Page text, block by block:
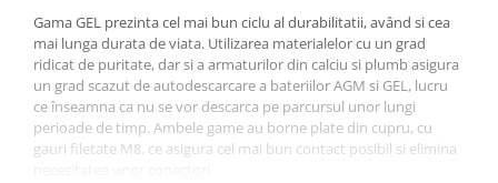
GEL
AGM
Li-Ion
SLA AGM (Sealed Lead Acid)
Deep Cycle - Tractiune/Semi-
Tractiune
Gama GEL prezinta cel mai bun ciclu al durabilitatii, având si cea
mai lunga durata de viata. Utilizarea materialelor cu un grad
ridicat de puritate, dar si a armaturilor din calciu si plumb asigura
un grad scazut de autodescarcare a bateriilor AGM si GEL, lucru
ce înseamna ca nu se vor descarca pe parcursul unor lungi
perioade de timp. Ambele game au borne plate din cupru, cu
gauri filetate M8, ce asigura cel mai bun contact posibil si elimina